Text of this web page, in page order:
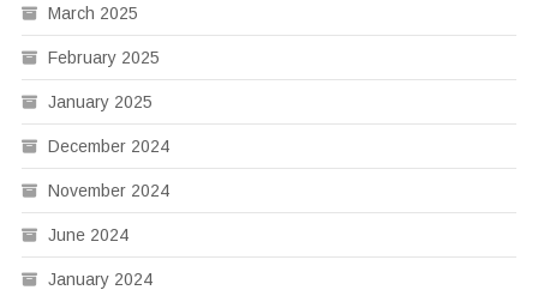
March 2025
February 2025
January 2025
December 2024
November 2024
June 2024
January 2024